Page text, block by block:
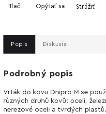
Tlač Opýtať sa Strážiť
Popis Diskusia
Podrobný popis
Vrták do kovu Dnipro-M se
různých druhů kovů: oceli,
nerezové oceli a tvrdých plastů.